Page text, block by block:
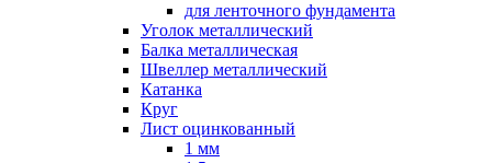
для ленточного фундамента
Уголок металлический
Балка металлическая
Швеллер металлический
Катанка
Круг
Лист оцинкованный
1 мм